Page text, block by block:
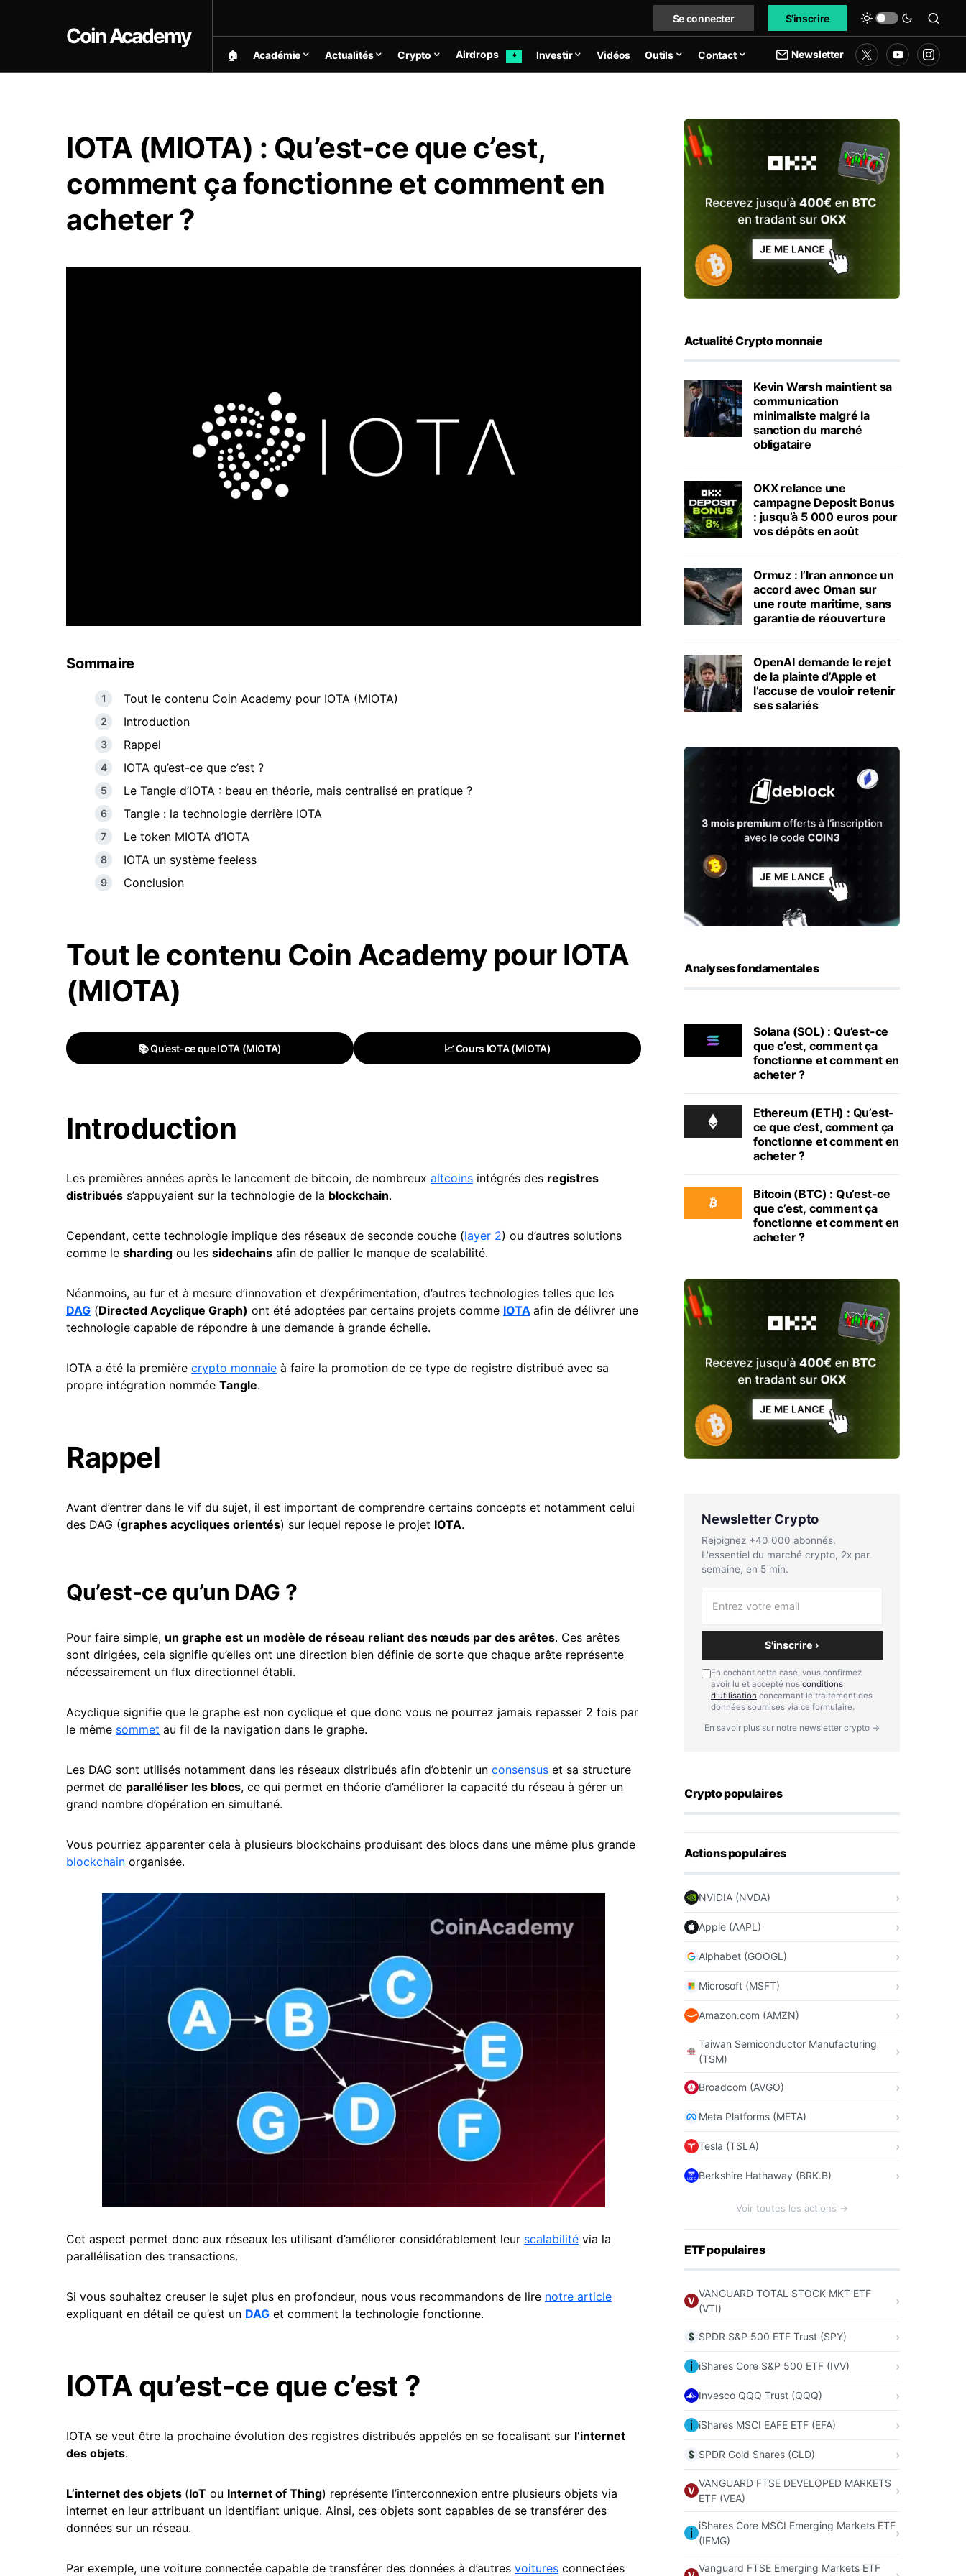
Coin Academy
Se connecter S'inscrire
🏠︎ Académie Actualités Crypto Airdrops ✦ Investir Vidéos Outils Contact Newsletter
IOTA (MIOTA) : Qu’est-ce que c’est,
comment ça fonctionne et comment en
acheter ?
Sommaire
Tout le contenu Coin Academy pour IOTA (MIOTA)
Introduction
Rappel
IOTA qu’est-ce que c’est ?
Le Tangle d’IOTA : beau en théorie, mais centralisé en pratique ?
Tangle : la technologie derrière IOTA
Le token MIOTA d’IOTA
IOTA un système feeless
Conclusion
Tout le contenu Coin Academy pour IOTA
(MIOTA)
📚 Qu’est-ce que IOTA (MIOTA) 📈 Cours IOTA (MIOTA)
Introduction
Les premières années après le lancement de bitcoin, de nombreux altcoins intégrés des registres
distribués s’appuyaient sur la technologie de la blockchain.
Cependant, cette technologie implique des réseaux de seconde couche (layer 2) ou d’autres solutions
comme le sharding ou les sidechains afin de pallier le manque de scalabilité.
Néanmoins, au fur et à mesure d’innovation et d’expérimentation, d’autres technologies telles que les
DAG (Directed Acyclique Graph) ont été adoptées par certains projets comme IOTA afin de délivrer une
technologie capable de répondre à une demande à grande échelle.
IOTA a été la première crypto monnaie à faire la promotion de ce type de registre distribué avec sa
propre intégration nommée Tangle.
Rappel
Avant d’entrer dans le vif du sujet, il est important de comprendre certains concepts et notamment celui
des DAG (graphes acycliques orientés) sur lequel repose le projet IOTA.
Qu’est-ce qu’un DAG ?
Pour faire simple, un graphe est un modèle de réseau reliant des nœuds par des arêtes. Ces arêtes
sont dirigées, cela signifie qu’elles ont une direction bien définie de sorte que chaque arête représente
nécessairement un flux directionnel établi.
Acyclique signifie que le graphe est non cyclique et que donc vous ne pourrez jamais repasser 2 fois par
le même sommet au fil de la navigation dans le graphe.
Les DAG sont utilisés notamment dans les réseaux distribués afin d’obtenir un consensus et sa structure
permet de paralléliser les blocs, ce qui permet en théorie d’améliorer la capacité du réseau à gérer un
grand nombre d’opération en simultané.
Vous pourriez apparenter cela à plusieurs blockchains produisant des blocs dans une même plus grande
blockchain organisée.
Cet aspect permet donc aux réseaux les utilisant d’améliorer considérablement leur scalabilité via la
parallélisation des transactions.
Si vous souhaitez creuser le sujet plus en profondeur, nous vous recommandons de lire notre article
expliquant en détail ce qu’est un DAG et comment la technologie fonctionne.
IOTA qu’est-ce que c’est ?
IOTA se veut être la prochaine évolution des registres distribués appelés en se focalisant sur l’internet
des objets.
L’internet des objets (IoT ou Internet of Thing) représente l’interconnexion entre plusieurs objets via
internet en leur attribuant un identifiant unique. Ainsi, ces objets sont capables de se transférer des
données sur un réseau.
Par exemple, une voiture connectée capable de transférer des données à d’autres voitures connectées
Actualité Crypto monnaie
Kevin Warsh maintient sa
communication
minimaliste malgré la
sanction du marché
obligataire
OKX relance une
campagne Deposit Bonus
: jusqu’à 5 000 euros pour
vos dépôts en août
Ormuz : l’Iran annonce un
accord avec Oman sur
une route maritime, sans
garantie de réouverture
OpenAI demande le rejet
de la plainte d’Apple et
l’accuse de vouloir retenir
ses salariés
Analyses fondamentales
Solana (SOL) : Qu’est-ce
que c’est, comment ça
fonctionne et comment en
acheter ?
Ethereum (ETH) : Qu’est-
ce que c’est, comment ça
fonctionne et comment en
acheter ?
Bitcoin (BTC) : Qu’est-ce
que c’est, comment ça
fonctionne et comment en
acheter ?
Newsletter Crypto
Rejoignez +40 000 abonnés.
L'essentiel du marché crypto, 2x par
semaine, en 5 min.
S'inscrire ›
En cochant cette case, vous confirmez
avoir lu et accepté nos conditions
d'utilisation concernant le traitement des
données soumises via ce formulaire.
En savoir plus sur notre newsletter crypto →
Crypto populaires
Actions populaires
NVIDIA (NVDA)
Apple (AAPL)
Alphabet (GOOGL)
Microsoft (MSFT)
Amazon.com (AMZN)
Taiwan Semiconductor Manufacturing
(TSM)
Broadcom (AVGO)
Meta Platforms (META)
Tesla (TSLA)
Berkshire Hathaway (BRK.B)
Voir toutes les actions →
ETF populaires
VANGUARD TOTAL STOCK MKT ETF
(VTI)
SPDR S&P 500 ETF Trust (SPY)
iShares Core S&P 500 ETF (IVV)
Invesco QQQ Trust (QQQ)
iShares MSCI EAFE ETF (EFA)
SPDR Gold Shares (GLD)
VANGUARD FTSE DEVELOPED MARKETS
ETF (VEA)
iShares Core MSCI Emerging Markets ETF
(IEMG)
Vanguard FTSE Emerging Markets ETF